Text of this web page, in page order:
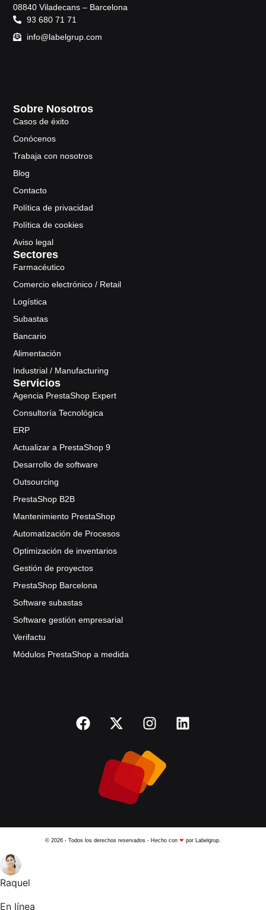
Sobre Nosotros
Casos de éxito
Conócenos
Trabaja con nosotros
Blog
Contacto
Política de privacidad
Política de cookies
Aviso legal
Sectores
Farmacéutico
Comercio electrónico / Retail
Logística
Subastas
Bancario
Alimentación
Industrial / Manufacturing
Servicios
Agencia PrestaShop Expert
Consultoría Tecnológica
ERP
Actualizar a PrestaShop 9
Desarrollo de software
Outsourcing
PrestaShop B2B
Mantenimiento PrestaShop
Automatización de Procesos
Optimización de inventarios
Gestión de proyectos
PrestaShop Barcelona
Software subastas
Software gestión empresarial
Verifactu
Módulos PrestaShop a medida
08840 Viladecans – Barcelona
93 680 71 71
info@labelgrup.com
© 2026 - Todos los derechos reservados - Hecho con ❤ por Labelgrup.
Raquel
En línea